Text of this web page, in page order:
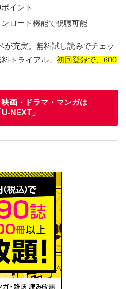
イント
ロード機能で視聴可能
が充実。無料試し読みでチェッ
トライアル」 初回登録で、600
映画・ドラマ・マンガは
U-NEXT」